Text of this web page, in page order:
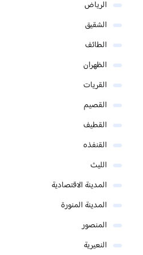
الرياض
الشقيق
الطائف
الظهران
القريات
القصيم
القطيف
القنفذه
الليث
المدينة الاقتصادية
المدينة المنورة
المنصور
النعيرية